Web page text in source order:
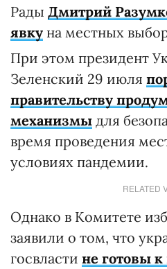
Рады Дмитрий
явку на местных
При этом президент
Зеленский 29 июля
правительству
механизмы для
время проведения
условиях пандемии.
RELATED
Однако в Комитете
заявили о том, что
госвласти не готовы